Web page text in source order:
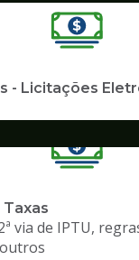
- Licitações
via de IPTU,